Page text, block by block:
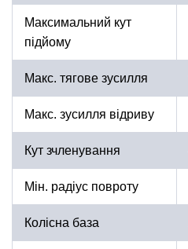
Максимальний кут
підйому
Макс. тягове зусилля
Макс. зусилля відриву
Кут зчленування
Мін. радіус повроту
Колісна база